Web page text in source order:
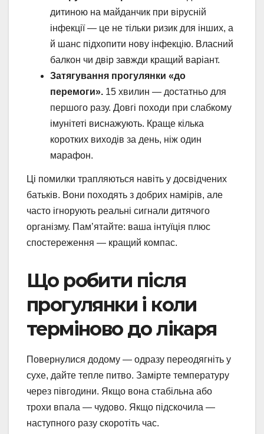
дитиною на майданчик при вірусній
інфекції — це не тільки ризик для інших, а
й шанс підхопити нову інфекцію. Власний
балкон чи двір завжди кращий варіант.
Затягування прогулянки «до
перемоги». 15 хвилин — достатньо для
першого разу. Довгі походи при слабкому
імунітеті виснажують. Краще кілька
коротких виходів за день, ніж один
марафон.
Ці помилки трапляються навіть у досвідчених
батьків. Вони походять з добрих намірів, але
часто ігнорують реальні сигнали дитячого
організму. Пам’ятайте: ваша інтуїція плюс
спостереження — кращий компас.
Що робити після
прогулянки і коли
терміново до лікаря
Повернулися додому — одразу переодягніть у
сухе, дайте тепле питво. Замірте температуру
через півгодини. Якщо вона стабільна або
трохи впала — чудово. Якщо підскочила —
наступного разу скоротіть час.